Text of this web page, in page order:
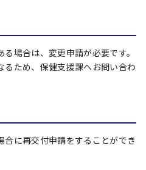
場合は、変更申請が必要です。
ため、保健支援課へお問い合わ
に再交付申請をすることができ